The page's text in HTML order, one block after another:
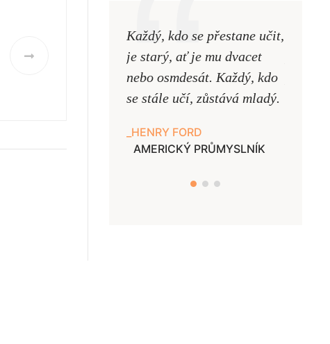
Každý, kdo se přestane učit,
je starý, ať je mu dvacet
nebo osmdesát. Každý, kdo
se stále učí, zůstává mladý.
HENRY FORD
AMERICKÝ PRŮMYSLNÍK